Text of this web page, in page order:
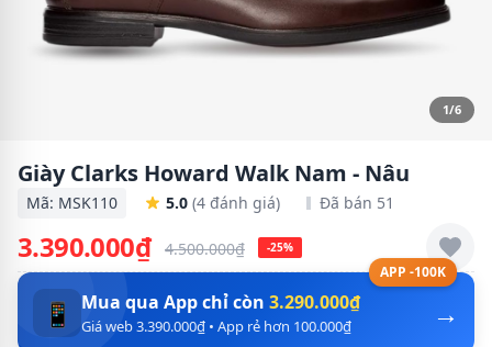
1/6
Giày Clarks Howard Walk Nam - Nâu
Mã: MSK110 5.0 (4 đánh giá) Đã bán 51
3.390.000₫ 4.500.000₫ -25%
APP -100K
→
📱 Mua qua App chỉ còn 3.290.000₫
Giá web 3.390.000₫ • App rẻ hơn 100.000₫